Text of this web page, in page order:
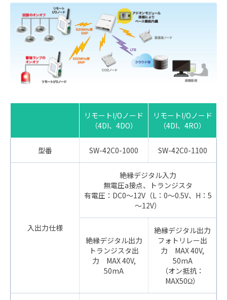
リモートI/Oノード
（4DI、4DO）
リモートI/Oノード
（4DI、4RO）
型番 SW-42C0-1000 SW-42C0-1100
入出力仕様
絶縁デジタル入力
無電圧a接点、トランジスタ
有電圧：DC0～12V（L：0～0.5V、H：5
～12V）
絶縁デジタル出力
トランジスタ出
力 MAX 40V,
50mA
絶縁デジタル出力
フォトリレー出
力 MAX 40V,
50mA
（オン抵抗：
MAX50Ω）